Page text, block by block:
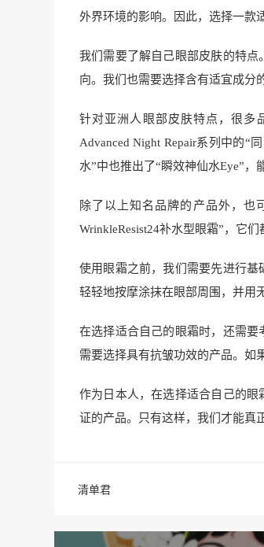
外界环境的影响。因此，选择一款
我们需要了解自己眼部皮肤的特
向。我们也需要选择含有适宜成分
针对亚洲人眼部皮肤特点，很多
Advanced Night Repair系列中的“
水”中也推出了“瞬效神仙水Eye”，
除了以上知名品牌的产品外，也
WrinkleResist24补水型眼霜”，它
使用眼霜之前，我们需要先进行
轻轻地按摩涂抹在眼部周围，并用
在选择适合自己的眼霜时，还需要
需要选择具有抗皱功效的产品。如
作为日本人，在选择适合自己的
证的产品。只有这样，我们才能真
清单君